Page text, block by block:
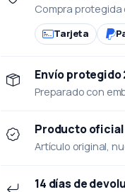
Compra protegida
Tarjeta
Envío protegido
Preparado con
Producto oficial
Artículo original,
14 días de